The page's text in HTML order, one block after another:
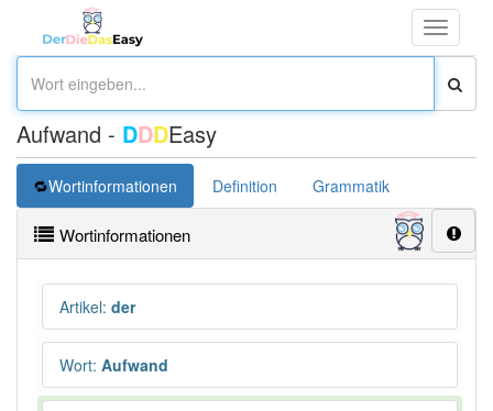
Toggle
Aufwand - DDDEasy
Wortinformationen Definition Grammatik
Wortinformationen
Artikel: der
Wort: Aufwand